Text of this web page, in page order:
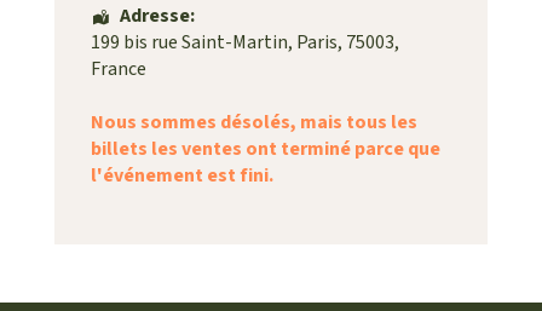
Adresse:
199 bis rue Saint-Martin, Paris, 75003,
France
Nous sommes désolés, mais tous les
billets les ventes ont terminé parce que
l'événement est fini.